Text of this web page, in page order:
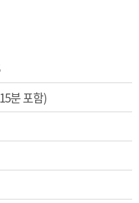
분 포함)